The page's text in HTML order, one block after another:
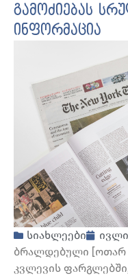
გამოძიებას
ინფორმაცია
სიახლეები
ბრალდებული [ოთარ
კვლევის